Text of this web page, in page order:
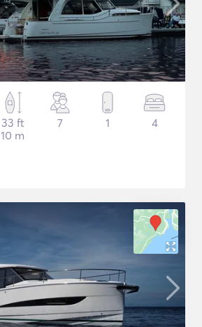
33 ft
10 m
7 1 4